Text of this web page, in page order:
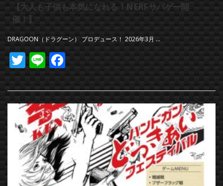
【大人も子供も本気になれる！NERFサバゲー開
催！】
DRAGOON（ドラグーン） プロデュース！ 2026年3月 …
Twitter
Line